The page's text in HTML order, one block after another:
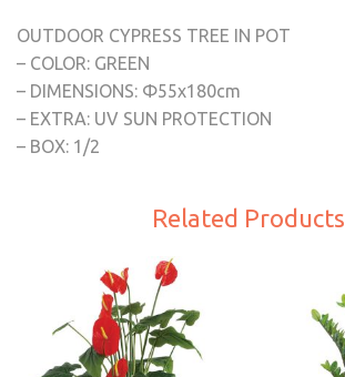
OUTDOOR CYPRESS TREE IN POT
– COLOR: GREEN
– DIMENSIONS: Φ55x180cm
– EXTRA: UV SUN PROTECTION
– BOX: 1/2
Related Products